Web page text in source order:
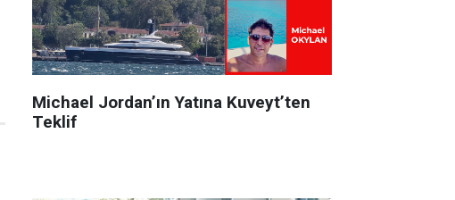
Michael Jordan’ın Yatına Kuveyt’ten
Teklif